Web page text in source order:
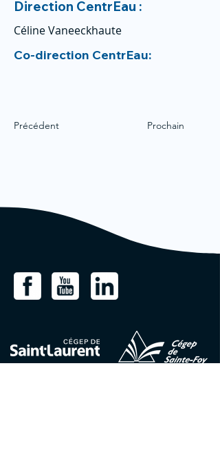
Direction CentrEau :
Céline Vaneeckhaute
Co-direction CentrEau:
Précédent Prochain